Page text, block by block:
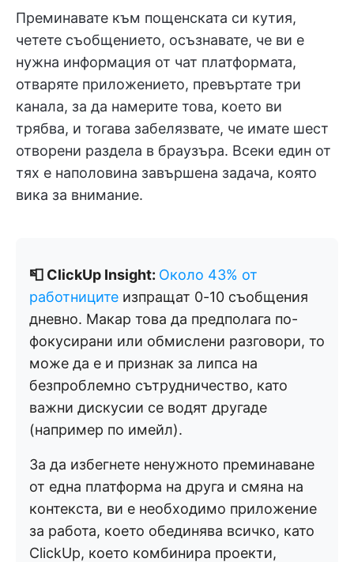
Преминавате към пощенската си кутия,
четете съобщението, осъзнавате, че ви е
нужна информация от чат платформата,
отваряте приложението, превъртате три
канала, за да намерите това, което ви
трябва, и тогава забелязвате, че имате шест
отворени раздела в браузъра. Всеки един от
тях е наполовина завършена задача, която
вика за внимание.
📮 ClickUp Insight: Около 43% от
работниците изпращат 0-10 съобщения
дневно. Макар това да предполага по-
фокусирани или обмислени разговори, то
може да е и признак за липса на
безпроблемно сътрудничество, като
важни дискусии се водят другаде
(например по имейл).
За да избегнете ненужното преминаване
от една платформа на друга и смяна на
контекста, ви е необходимо приложение
за работа, което обединява всичко, като
ClickUp, което комбинира проекти,